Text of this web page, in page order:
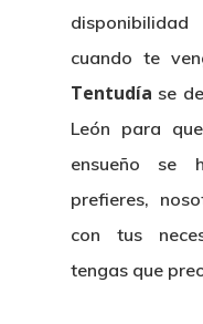
cuando te
Tentudía se
León para
ensueño se
prefieres,
con tus
tengas que